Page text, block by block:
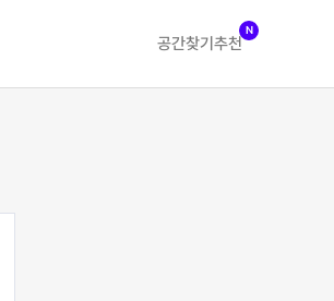
공간찾기 추천
N